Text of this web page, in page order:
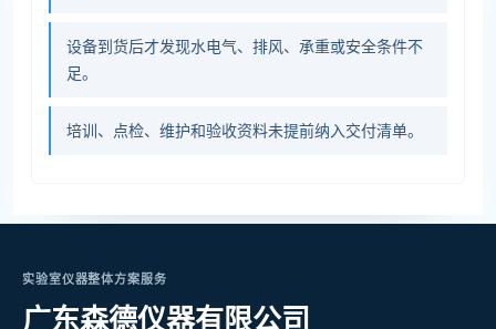
设备到货后才发现水电气、排风、承重或安全条件不
足。
培训、点检、维护和验收资料未提前纳入交付清单。
实验室仪器整体方案服务
广东森德仪器有限公司